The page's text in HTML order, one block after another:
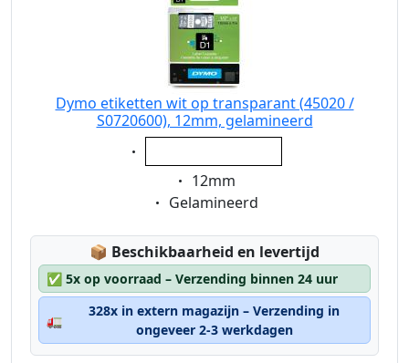
Dymo etiketten wit op transparant (45020 /
S0720600), 12mm, gelamineerd
Eigenschaft:
Eigenschaft:
12mm
Eigenschaft:
Gelamineerd
📦 Lagerstatus:
Beschikbaarheid en levertijd
✅ 5x op voorraad – Verzending binnen 24 uur
🚛
328x in extern magazijn – Verzending in
ongeveer 2-3 werkdagen